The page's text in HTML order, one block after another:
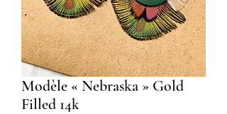
Modèle « Nebraska » Gold
Filled 14k